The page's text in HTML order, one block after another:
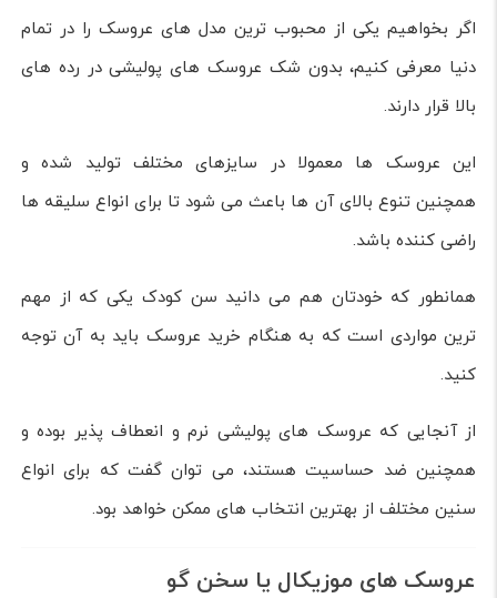
اگر بخواهیم یکی از محبوب ترین مدل های عروسک را در تمام
دنیا معرفی کنیم، بدون شک عروسک های پولیشی در رده های
بالا قرار دارند.
این عروسک ها معمولا در سایزهای مختلف تولید شده و
همچنین تنوع بالای آن ها باعث می شود تا برای انواع سلیقه ها
راضی کننده باشد.
همانطور که خودتان هم می دانید سن کودک یکی که از مهم
ترین مواردی است که به هنگام خرید عروسک باید به آن توجه
کنید.
از آنجایی که عروسک های پولیشی نرم و انعطاف پذیر بوده و
همچنین ضد حساسیت هستند، می توان گفت که برای انواع
سنین مختلف از بهترین انتخاب های ممکن خواهد بود.
عروسک های موزیکال یا سخن گو